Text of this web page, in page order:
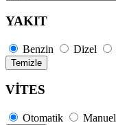
YAKIT
Benzin Dizel
Temizle
VİTES
Otomatik Manuel